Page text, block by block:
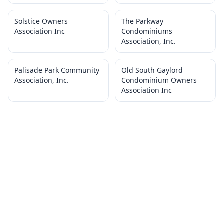
Solstice Owners
Association Inc
The Parkway
Condominiums
Association, Inc.
Palisade Park Community
Association, Inc.
Old South Gaylord
Condominium Owners
Association Inc